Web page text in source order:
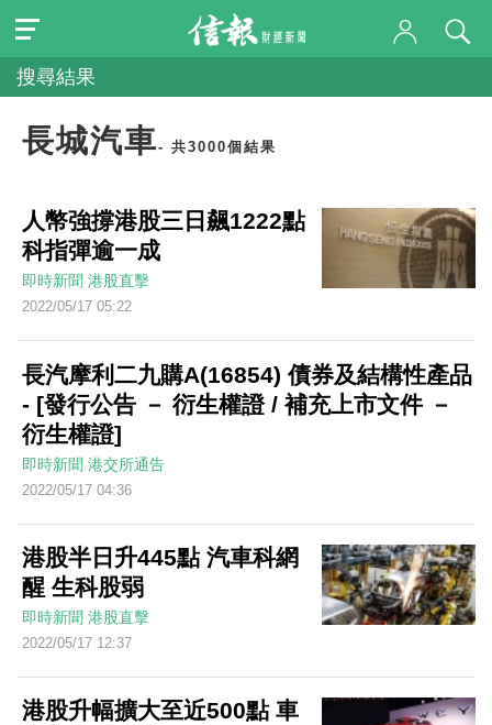
搜尋結果
長城汽車- 共3000個結果
人幣強撐港股三日飆1222點
科指彈逾一成
即時新聞 港股直擊
2022/05/17 05:22
長汽摩利二九購A(16854) 債券及結構性產品
- [發行公告 － 衍生權證 / 補充上市文件 －
衍生權證]
即時新聞 港交所通告
2022/05/17 04:36
港股半日升445點 汽車科網
醒 生科股弱
即時新聞 港股直擊
2022/05/17 12:37
港股升幅擴大至近500點 車